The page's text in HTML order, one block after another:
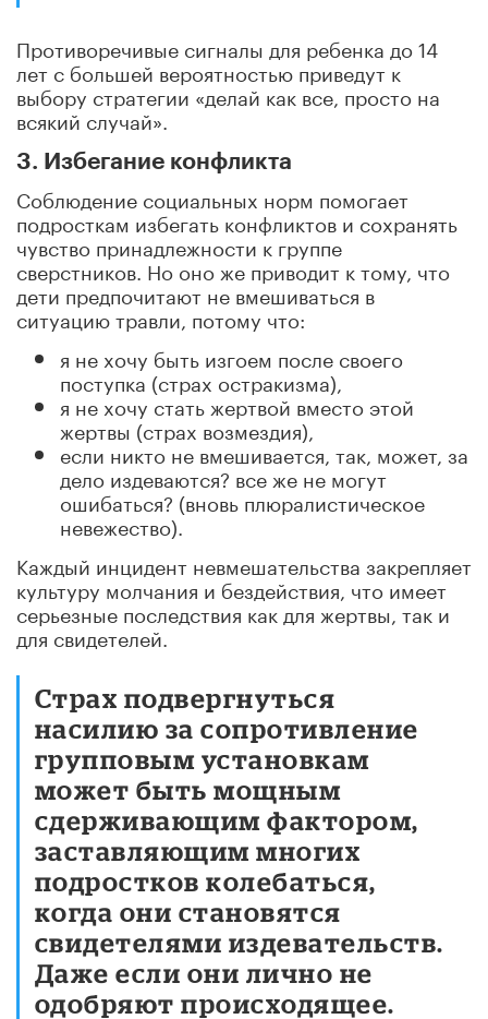
Противоречивые сигналы для ребенка до 14
лет с большей вероятностью приведут к
выбору стратегии «делай как все, просто на
всякий случай».
3. Избегание конфликта
Соблюдение социальных норм помогает
подросткам избегать конфликтов и сохранять
чувство принадлежности к группе
сверстников. Но оно же приводит к тому, что
дети предпочитают не вмешиваться в
ситуацию травли, потому что:
я не хочу быть изгоем после своего
поступка (страх остракизма),
я не хочу стать жертвой вместо этой
жертвы (страх возмездия),
если никто не вмешивается, так, может, за
дело издеваются? все же не могут
ошибаться? (вновь плюралистическое
невежество).
Каждый инцидент невмешательства закрепляет
культуру молчания и бездействия, что имеет
серьезные последствия как для жертвы, так и
для свидетелей.
Страх подвергнуться
насилию за сопротивление
групповым установкам
может быть мощным
сдерживающим фактором,
заставляющим многих
подростков колебаться,
когда они становятся
свидетелями издевательств.
Даже если они лично не
одобряют происходящее.